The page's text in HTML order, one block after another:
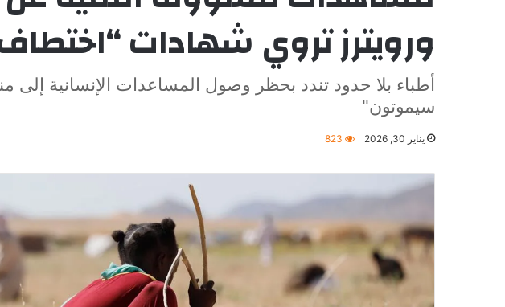
ورويترز تروي شهادات
أطباء بلا حدود تندد بحظر وصول المساعدات الإنسانية
سيموتون"
يناير 30, 2026 823